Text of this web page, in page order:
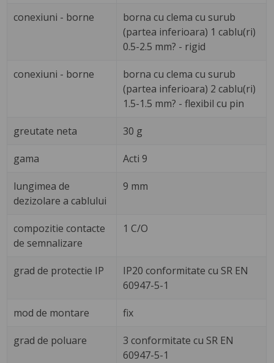
conexiuni - borne
borna cu clema cu surub
(partea inferioara) 1 cablu(ri)
0.5-2.5 mm? - rigid
conexiuni - borne
borna cu clema cu surub
(partea inferioara) 2 cablu(ri)
1.5-1.5 mm? - flexibil cu pin
greutate neta 30 g
gama Acti 9
lungimea de
dezizolare a cablului
9 mm
compozitie contacte
de semnalizare
1 C/O
grad de protectie IP
IP20 conformitate cu SR EN
60947-5-1
mod de montare fix
grad de poluare
3 conformitate cu SR EN
60947-5-1